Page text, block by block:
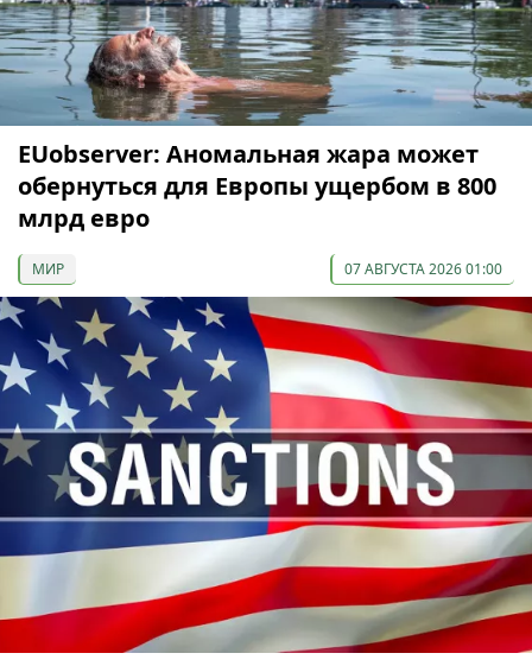
EUobserver: Аномальная жара может
обернуться для Европы ущербом в 800
млрд евро
МИР 07 АВГУСТА 2026 01:00